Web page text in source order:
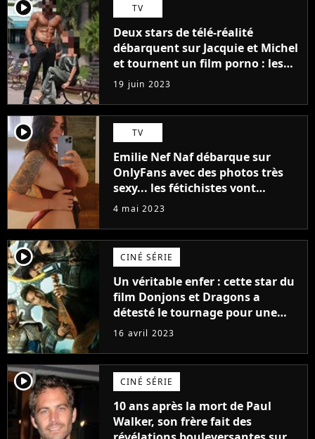
player2 TV
Deux stars de télé-réalité
débarquent sur Jacquie et Michel
et tournent un film porno : les
premières images du tournage
(exclu)
19 juin 2023
player2 TV
Emilie Nef Naf débarque sur
OnlyFans avec des photos très
sexy... les fétichistes vont
prendre leur pied !
4 mai 2023
player2 CINÉ SÉRIE
Un véritable enfer : cette star du
film Donjons et Dragons a
détesté le tournage pour une
raison très spéciale
16 avril 2023
player2 CINÉ SÉRIE
10 ans après la mort de Paul
Walker, son frère fait des